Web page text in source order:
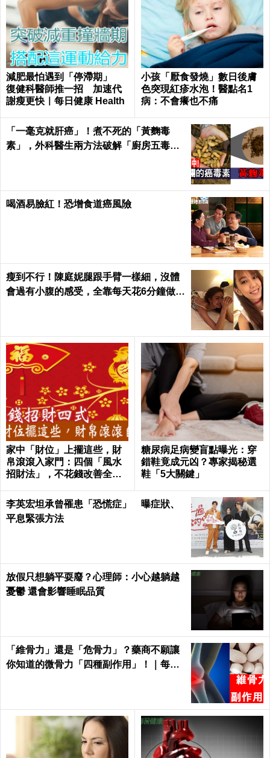
減肥最怕遇到「停滯期」
復健科醫師推一招 加速代
謝瘦更快｜每日健康 Health
小孩「厭食發燒」數日後膚
色突現紅疹水泡！醫點名1
病：不會癢也不痛
「一毫克就肝癌」！煮不死的「黃麴毒
素」，外科醫生兩方法破解「廚房五毒
喝酒易臉紅！恐增食道癌風險
瘦到不行！陳庭妮腿跟手臂一樣細，沒體
會過有小腹的感受，全靠每天花6分鐘做這
家中「財位」上擺這些，財
帛滾滾入家門：四個「風水
招財法」，不花錢改善全家
糖尿病足病變盲點曝光：穿
錯鞋竟成元凶？專家揭秘選
鞋「5大關鍵」
李英宏坦承曾罹患「恐慌症」 曝症狀、
平息緊張方法
放假只想躺平耍廢？心理師：小心越躺越
憂鬱 還會影響睡眠品質
「維骨力」還是「危骨力」？藥商不願讓
你知道的微骨力「四種副作用」！｜每日